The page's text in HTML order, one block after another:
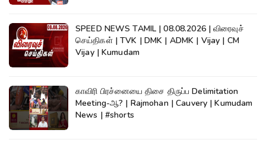
SPEED NEWS TAMIL | 08.08.2026 | விரைவுச்
செய்திகள் | TVK | DMK | ADMK | Vijay | CM
Vijay | Kumudam
காவிரி பிரச்னையை திசை திருப்ப Delimitation
Meeting-ஆ? | Rajmohan | Cauvery | Kumudam
News | #shorts